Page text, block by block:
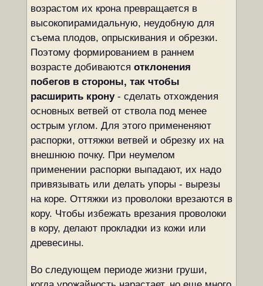
возрастом их крона превращается в
высокопирамидальную, неудобную для
съема плодов, опрыскивания и обрезки.
Поэтому формированием в раннем
возрасте добиваются отклонения
побегов в стороны, так чтобы
расширить крону- сделать отхождения
основных ветвей от ствола под менее
острым углом. Для этого примененяют
распорки, оттяжки ветвей и обрезку их на
внешнюю почку. При неумелом
применении распорки выпадают, их надо
привязывать или делать упоры - вырезы
на коре. Оттяжки из проволоки врезаются в
кору. Чтобы избежать врезания проволоки
в кору, делают прокладки из кожи или
древесины.
Во следующем периоде жизни груши,